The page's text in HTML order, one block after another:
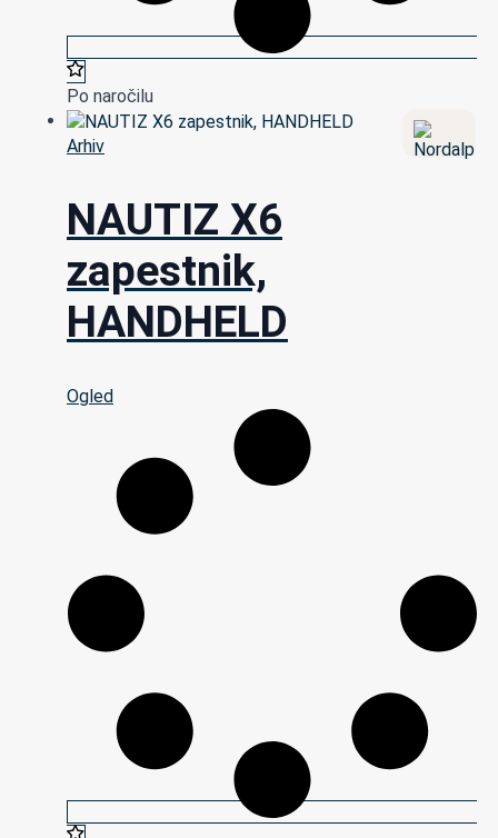
Po naročilu
Arhiv
NAUTIZ X6
zapestnik,
HANDHELD
Ogled